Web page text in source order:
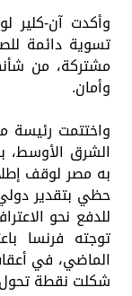
وأكدت آن-كلير
تسوية دائمة
مشتركة، من
وأمان.
واختتمت رئيسة
الشرق الأوسط،
به مصر لوقف
حظي بتقدير
للدفع نحو
توجته فرنسا
الماضي، في
شكلت نقطة